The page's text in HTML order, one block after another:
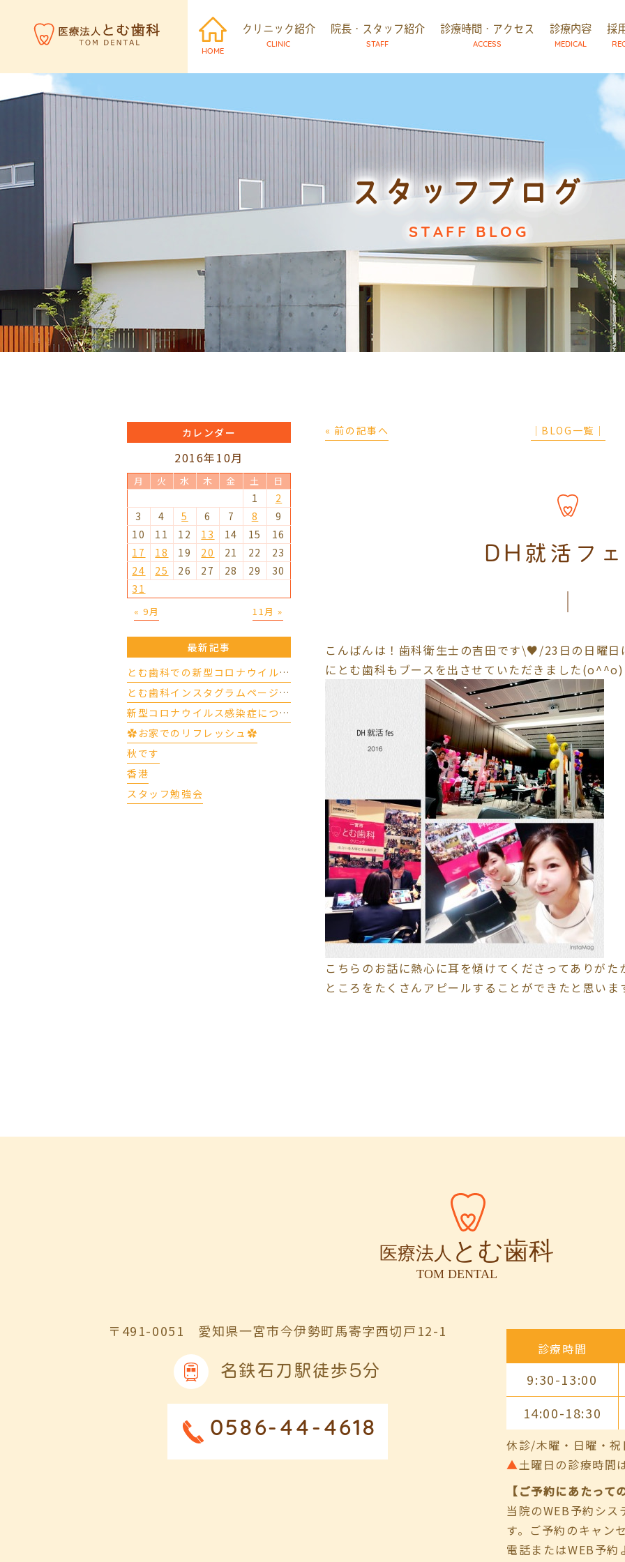
HOME
クリニック紹介
CLINIC
院長・スタッフ紹介
STAFF
診療時間・アクセス
ACCESS
診療内容
MEDICAL
採
スタッフブログ
STAFF BLOG
« 前の記事へ │BLOG一覧│
DH就活フェ
こんばんは！歯科衛生士の吉田です\♥︎/23日の日曜
にとむ歯科もブースを出させていただきました(o^^o)
こちらのお話に熱心に耳を傾けてくださってありが
ところをたくさんアピールすることができたと思い
カレンダー
2016年10月
月 火 水 木 金 土 日
« 9月 11月 »
1
2
3
4 5 6 7 8
9
10
11 12 13 14 15
16
17
18 19 20 21 22
23
24
25 26 27 28 29
30
31
最新記事
とむ歯科での新型コロナウイルスの対応について（4/17更新）
とむ歯科インスタグラムページができました
新型コロナウイルス感染症について
✿お家でのリフレッシュ✿
秋です
香港
スタッフ勉強会
〒491-0051 愛知県一宮市今伊勢町馬寄字西切戸12-1
名鉄石刀駅徒歩5分
0586-44-4618
診療時間
9:30-13:00
14:00-18:30
休診/木曜・日曜・祝
▲土曜日の診療時
【ご予約にあたって
当院のWEB予約シ
す。ご予約のキャン
電話またはWEB予約